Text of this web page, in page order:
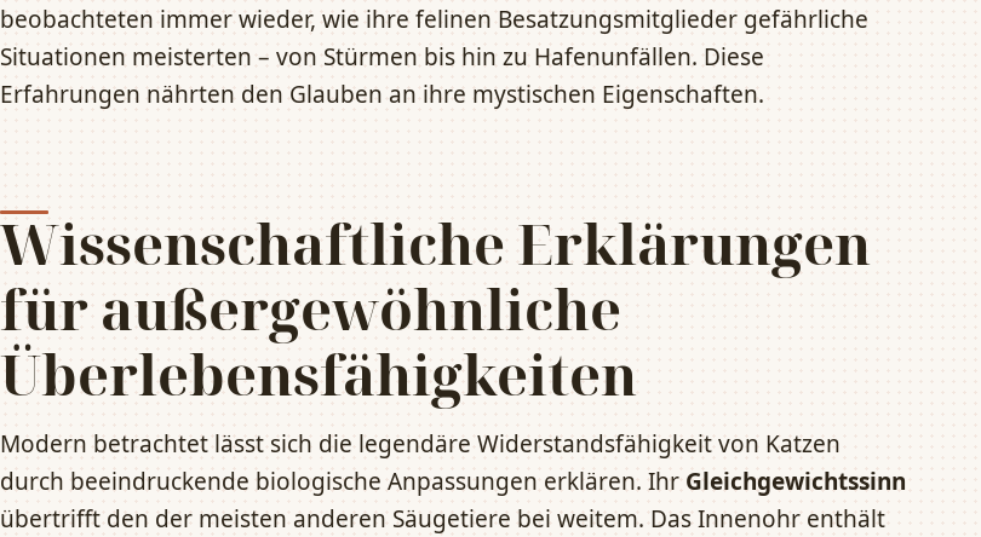
beobachteten immer wieder, wie ihre felinen Besatzungsmitglieder gefährliche
Situationen meisterten – von Stürmen bis hin zu Hafenunfällen. Diese
Erfahrungen nährten den Glauben an ihre mystischen Eigenschaften.
Wissenschaftliche Erklärungen
für außergewöhnliche
Überlebensfähigkeiten
Modern betrachtet lässt sich die legendäre Widerstandsfähigkeit von Katzen
durch beeindruckende biologische Anpassungen erklären. Ihr Gleichgewichtssinn
übertrifft den der meisten anderen Säugetiere bei weitem. Das Innenohr enthält